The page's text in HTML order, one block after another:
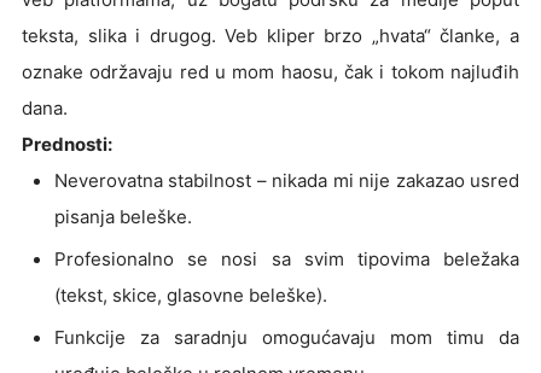
teksta, slika i drugog. Veb kliper brzo „hvata“ članke, a
oznake održavaju red u mom haosu, čak i tokom najluđih
dana.
Prednosti:
Neverovatna stabilnost – nikada mi nije zakazao usred
pisanja beleške.
Profesionalno se nosi sa svim tipovima beležaka
(tekst, skice, glasovne beleške).
Funkcije za saradnju omogućavaju mom timu da